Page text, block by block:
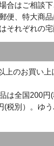
合はご相談
便、特大商
それぞれの
上のお買い
は全国200
(税別）。ゆ